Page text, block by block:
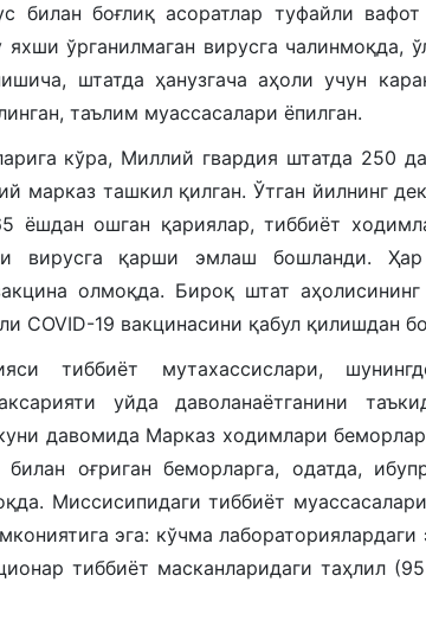
билан боғлиқ асоратлар туфайли
ўрганилмаган вирусга чалинмоқда,
штатда ҳанузгача аҳоли учун
таълим муассасалари ёпилган.
кўра, Миллий гвардия штатда 250
марказ ташкил қилган. Ўтган йилнинг
ёшдан ошган қариялар, тиббиёт
вирусга қарши эмлаш бошланди.
олмоқда. Бироқ штат
COVID-19 вакцинасини қабул қилишдан
тиббиёт мутахассислари,
уйда даволанаётганини
давомида Марказ ходимлари
оғриган беморларга, одатда,
Миссисипидаги тиббиёт
эга: кўчма лабораториялардаги
тиббиёт масканларидаги таҳлил